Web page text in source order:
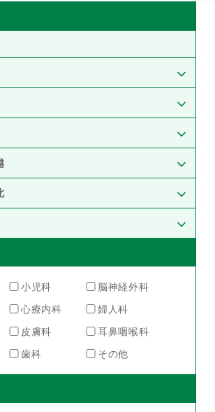
茨城県（1）
小児科
脳神経外科
心療内科
婦人科
皮膚科
耳鼻咽喉科
歯科 その他